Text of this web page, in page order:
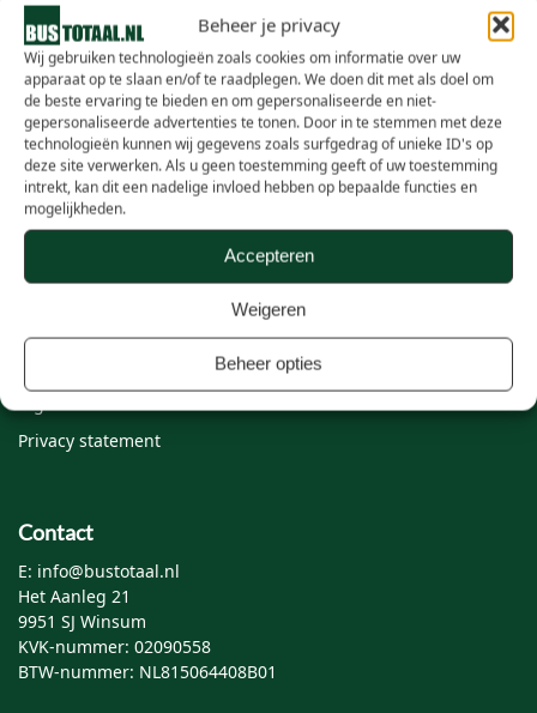
Beheer je privacy
Wij gebruiken technologieën zoals cookies om informatie over uw
apparaat op te slaan en/of te raadplegen. We doen dit met als doel om
de beste ervaring te bieden en om gepersonaliseerde en niet-
gepersonaliseerde advertenties te tonen. Door in te stemmen met deze
technologieën kunnen wij gegevens zoals surfgedrag of unieke ID's op
deze site verwerken. Als u geen toestemming geeft of uw toestemming
intrekt, kan dit een nadelige invloed hebben op bepaalde functies en
mogelijkheden.
Accepteren
Weigeren
Beheer opties
Contact
Offerte aanvragen
Verzendkosten
Veelgestelde vragen
Zakelijk
Over Bustotaal
Privacy statement
Contact
E: info@bustotaal.nl
Het Aanleg 21
9951 SJ Winsum
KVK-nummer: 02090558
BTW-nummer: NL815064408B01